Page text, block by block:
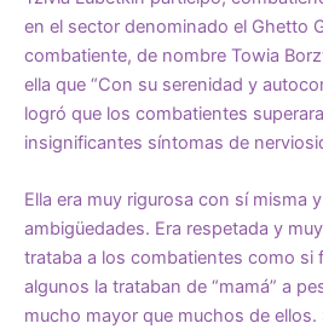
en el sector denominado el Ghetto
combatiente, de nombre Towia
ella que “Con su serenidad y
logró que los combatientes
insignificantes síntomas de
Ella era muy rigurosa con sí misma
ambigüedades. Era respetada y
trataba a los combatientes como si
algunos la trataban de “mamá” a
mucho mayor que muchos de ellos.